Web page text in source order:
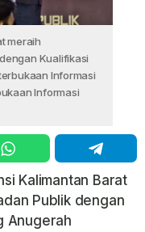
meraih
Kualifikasi
Informasi
Informasi
Kalimantan Barat
Publik dengan
Anugerah